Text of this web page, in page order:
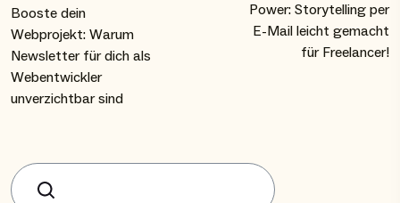
Booste dein
Webprojekt: Warum
Newsletter für dich als
Webentwickler
unverzichtbar sind
Power: Storytelling per
E-Mail leicht gemacht
für Freelancer!
Suchen